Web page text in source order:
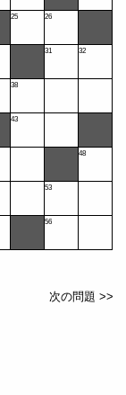
25 26
31 32
38
43
48
53
56
次の問題 >>